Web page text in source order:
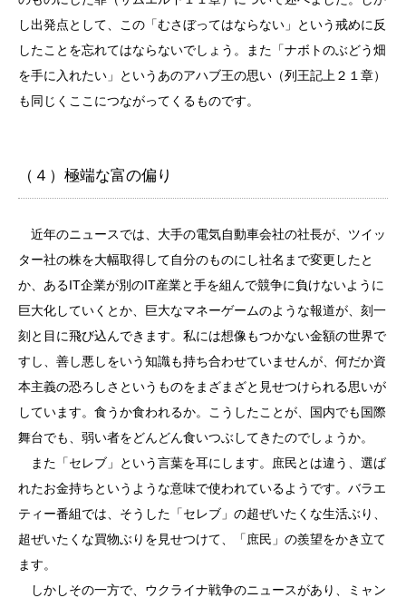
し出発点として、この「むさぼってはならない」という戒めに反
したことを忘れてはならないでしょう。また「ナボトのぶどう畑
を手に入れたい」というあのアハブ王の思い（列王記上２１章）
も同じくここにつながってくるものです。
（４）極端な富の偏り
近年のニュースでは、大手の電気自動車会社の社長が、ツイッ
ター社の株を大幅取得して自分のものにし社名まで変更したと
か、あるIT企業が別のIT産業と手を組んで競争に負けないように
巨大化していくとか、巨大なマネーゲームのような報道が、刻一
刻と目に飛び込んできます。私には想像もつかない金額の世界で
すし、善し悪しをいう知識も持ち合わせていませんが、何だか資
本主義の恐ろしさというものをまざまざと見せつけられる思いが
しています。食うか食われるか。こうしたことが、国内でも国際
舞台でも、弱い者をどんどん食いつぶしてきたのでしょうか。
また「セレブ」という言葉を耳にします。庶民とは違う、選ば
れたお金持ちというような意味で使われているようです。バラエ
ティー番組では、そうした「セレブ」の超ぜいたくな生活ぶり、
超ぜいたくな買物ぶりを見せつけて、「庶民」の羨望をかき立て
ます。
しかしその一方で、ウクライナ戦争のニュースがあり、ミャン